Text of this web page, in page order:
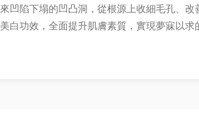
凹陷下塌的凹凸洞，從根源上收細毛孔、改
白功效，全面提升肌膚素質，實現夢寐以求